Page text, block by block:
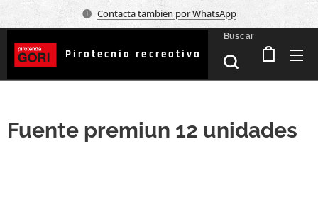
Contacta tambien por WhatsApp
Pirotecnia recreativa
Buscar
Fuente premiun 12 unidades